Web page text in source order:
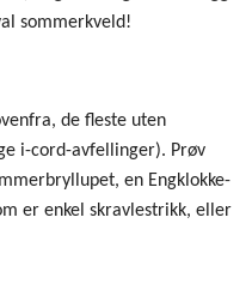
sommerkveld!
de fleste uten
i-cord-avfellinger). Prøv
en Engklokke-
er enkel skravlestrikk, eller